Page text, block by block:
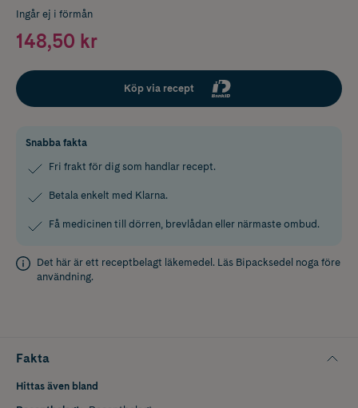
Ingår ej i förmån
148,50 kr
Köp via recept
Snabba fakta
Fri frakt för dig som handlar recept.
Betala enkelt med Klarna.
Få medicinen till dörren, brevlådan eller närmaste ombud.
Det här är ett receptbelagt läkemedel. Läs Bipacksedel noga före
användning.
Fakta
Hittas även bland